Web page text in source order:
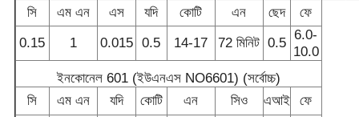
সি
এম এন এস যদি কোটি এন ছেদ
ফে
0.15
1 0.015 0.5 14-17 72 মিনিট 0.5 6.0-
10.0
ইনকোনেল 601 (ইউএনএস NO6601) (সর্বোচ্চ)
সি
এম এন যদি কোটি এন সিও এআই
ফে